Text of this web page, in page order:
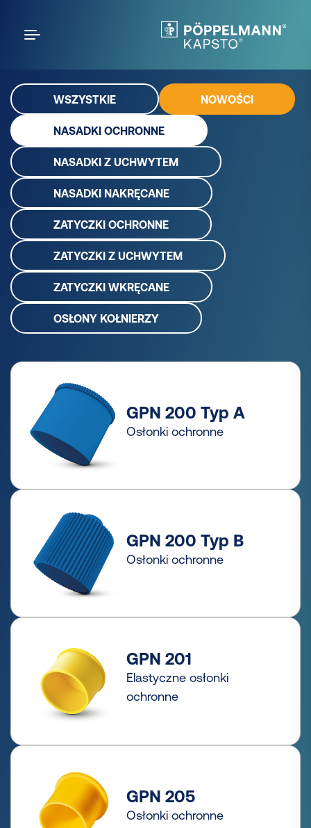
WSZYSTKIE NOWOŚCI
NASADKI OCHRONNE
NASADKI Z UCHWYTEM
NASADKI NAKRĘCANE
ZATYCZKI OCHRONNE
ZATYCZKI Z UCHWYTEM
ZATYCZKI WKRĘCANE
OSŁONY KOŁNIERZY
GPN 200 Typ A
Osłonki ochronne
GPN 200 Typ B
Osłonki ochronne
GPN 201
Elastyczne osłonki
ochronne
GPN 205
Osłonki ochronne